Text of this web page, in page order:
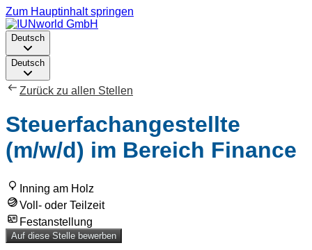
Zum Hauptinhalt springen
Deutsch
Deutsch
Zurück zu allen Stellen
Steuerfachangestellte
(m/w/d) im Bereich Finance
Inning am Holz
Voll- oder Teilzeit
Festanstellung
Auf diese Stelle bewerben